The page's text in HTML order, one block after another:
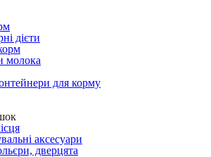
дієти
молока
для корму
аксесуари
дверцята